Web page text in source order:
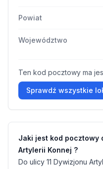
Powiat
Województwo
Ten kod pocztowy ma
Sprawdź wszystkie
Jaki jest kod pocztowy
Artylerii Konnej ?
Do ulicy 11 Dywizjonu